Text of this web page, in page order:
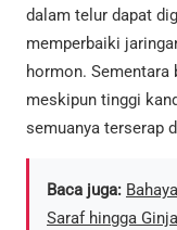
dalam telur dapat
memperbaiki
hormon. Sementara
meskipun tinggi
semuanya terserap
Baca juga:
Saraf hingga